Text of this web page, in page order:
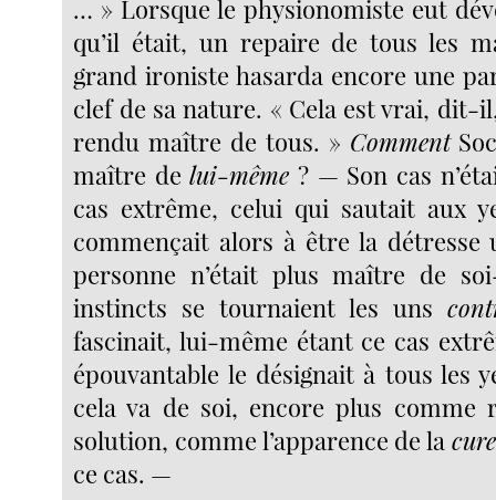
… » Lorsque le physionomiste eut
qu’il était, un repaire de tous les
grand ironiste hasarda encore une
clef de sa nature. « Cela est vrai, dit-
rendu maître de tous. » Comment
maître delui-même ? — Son cas
cas extrême, celui qui sautait aux
commençait alors à être la détresse
personne n’était plus maître de
instincts se tournaient les uns
fascinait, lui-même étant ce cas
épouvantable le désignait à tous les
cela va de soi, encore plus comme
solution, comme l’apparence de la cure
ce cas. —